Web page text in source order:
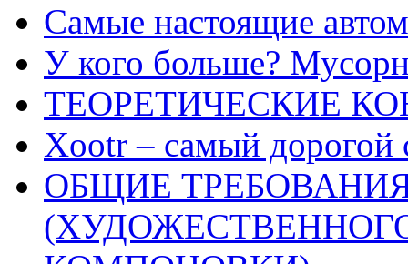
Самые настоящие
У кого больше?
ТЕОРЕТИЧЕСКИЕ
Xootr – самый дорогой
ОБЩИЕ